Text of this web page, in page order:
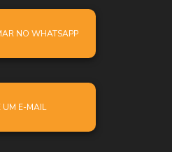
NO WHATSAPP
UM E-MAIL